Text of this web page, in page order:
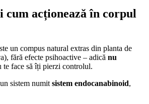
cum acționează în corpul
un compus natural extras din planta de
fără efecte psihoactive – adică nu
te face să îți pierzi controlul.
sistem numit sistem endocanabinoid,